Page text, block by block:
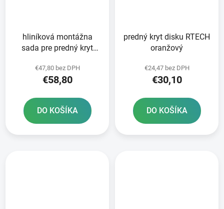
hliníková montážna
sada pre predný kryt
€47,80 bez DPH
€58,80
DO KOŠÍKA
predný kryt disku RTECH
oranžový
€24,47 bez DPH
€30,10
DO KOŠÍKA